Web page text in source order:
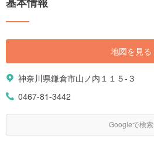
地図を見る
神奈川県鎌倉市山ノ内１１５-３
0467-81-3442
Googleで検索